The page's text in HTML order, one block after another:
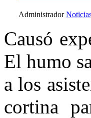
Administrador
Causó
El humo
a los
cortina